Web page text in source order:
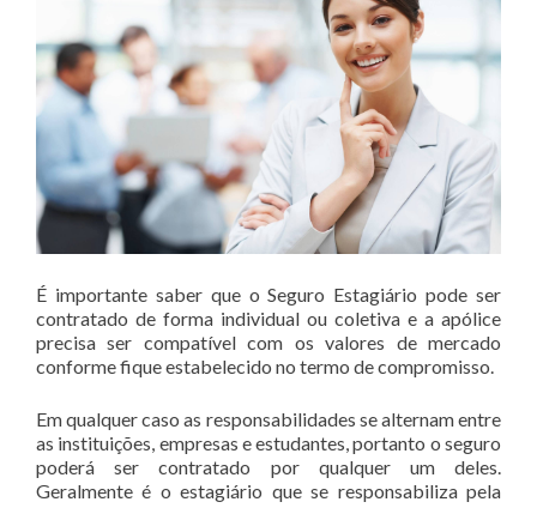
É importante saber que o Seguro Estagiário pode ser
contratado de forma individual ou coletiva e a apólice
precisa ser compatível com os valores de mercado
conforme fique estabelecido no termo de compromisso.
Em qualquer caso as responsabilidades se alternam entre
as instituições, empresas e estudantes, portanto o seguro
poderá ser contratado por qualquer um deles.
Geralmente é o estagiário que se responsabiliza pela